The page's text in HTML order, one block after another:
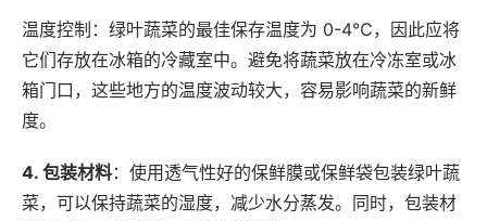
温度控制：绿叶蔬菜的最佳保存温度为 0-4℃，因此应将
它们存放在冰箱的冷藏室中。避免将蔬菜放在冷冻室或冰
箱门口，这些地方的温度波动较大，容易影响蔬菜的新鲜
度。
4. 包装材料：使用透气性好的保鲜膜或保鲜袋包装绿叶蔬
菜，可以保持蔬菜的湿度，减少水分蒸发。同时，包装材